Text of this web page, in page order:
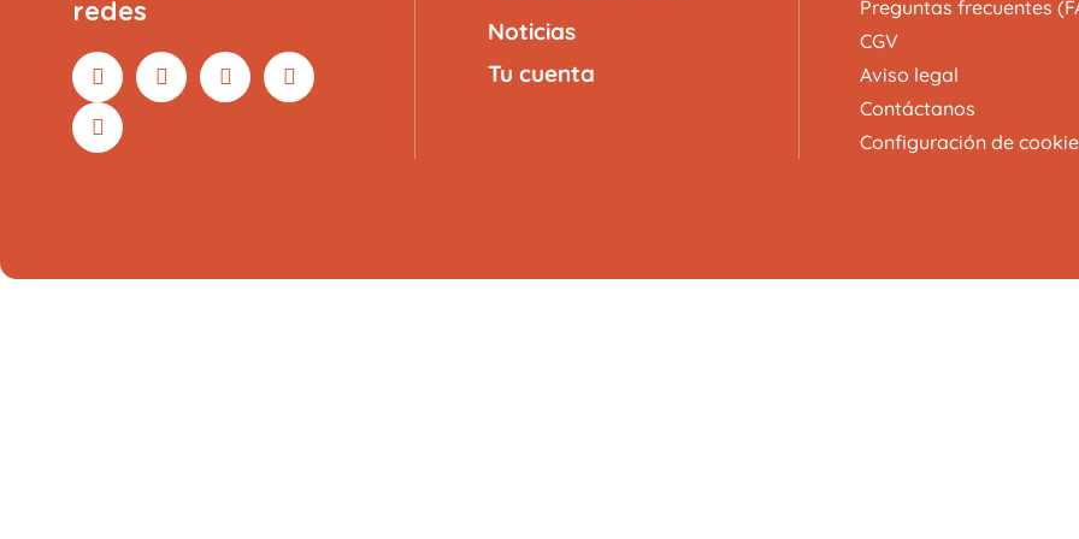
redes
Noticias
Tu cuenta
Preguntas frecuentes
CGV
Aviso legal
Contáctanos
Configuración de